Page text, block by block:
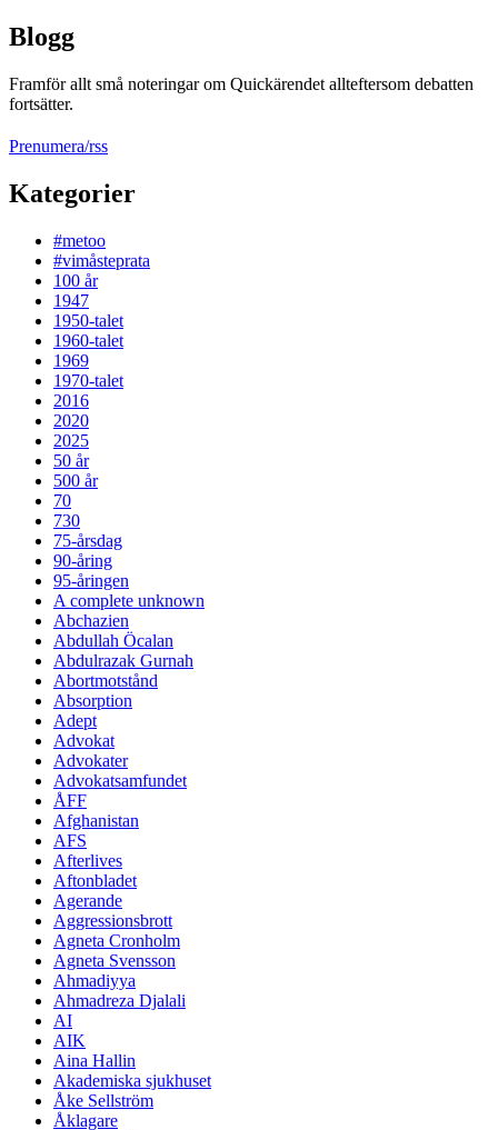
Blogg
Framför allt små noteringar om Quickärendet allteftersom debatten
fortsätter.
Prenumera/rss
Kategorier
#metoo
#vimåsteprata
100 år
1947
1950-talet
1960-talet
1969
1970-talet
2016
2020
2025
50 år
500 år
70
730
75-årsdag
90-åring
95-åringen
A complete unknown
Abchazien
Abdullah Öcalan
Abdulrazak Gurnah
Abortmotstånd
Absorption
Adept
Advokat
Advokater
Advokatsamfundet
ÅFF
Afghanistan
AFS
Afterlives
Aftonbladet
Agerande
Aggressionsbrott
Agneta Cronholm
Agneta Svensson
Ahmadiyya
Ahmadreza Djalali
AI
AIK
Aina Hallin
Akademiska sjukhuset
Åke Sellström
Åklagare